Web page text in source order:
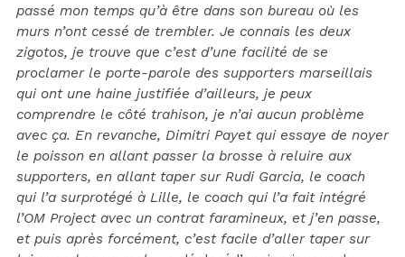
passé mon temps qu’à être dans son bureau où les
murs n’ont cessé de trembler. Je connais les deux
zigotos, je trouve que c’est d’une facilité de se
proclamer le porte-parole des supporters marseillais
qui ont une haine justifiée d’ailleurs, je peux
comprendre le côté trahison, je n’ai aucun problème
avec ça. En revanche, Dimitri Payet qui essaye de noyer
le poisson en allant passer la brosse à reluire aux
supporters, en allant taper sur Rudi Garcia, le coach
qui l’a surprotégé à Lille, le coach qui l’a fait intégré
l’OM Project avec un contrat faramineux, et j’en passe,
et puis après forcément, c’est facile d’aller taper sur